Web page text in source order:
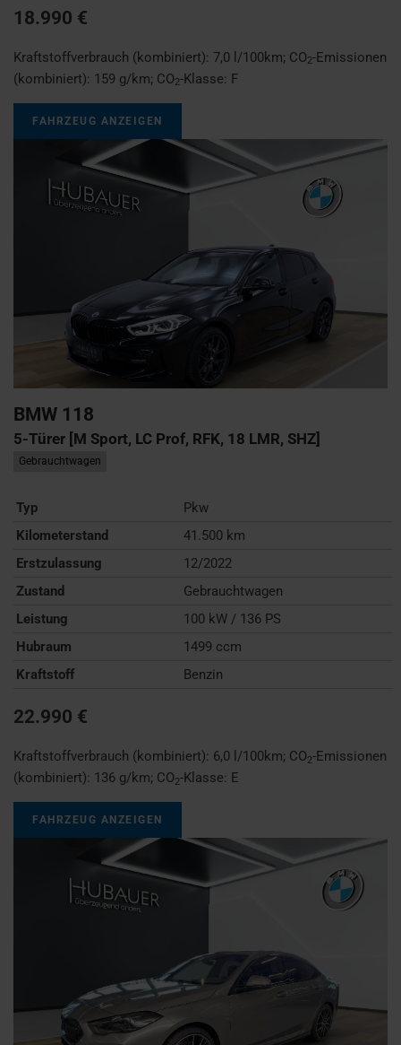
18.990 €
Kraftstoffverbrauch (kombiniert): 7,0 l/100km; CO2-Emissionen
(kombiniert): 159 g/km; CO2-Klasse: F
FAHRZEUG ANZEIGEN
BMW 118
5-Türer [M Sport, LC Prof, RFK, 18 LMR, SHZ]
Gebrauchtwagen
Typ
Pkw
Kilometerstand
41.500 km
Erstzulassung
12/2022
Zustand
Gebrauchtwagen
Leistung
100 kW / 136 PS
Hubraum
1499 ccm
Kraftstoff
Benzin
22.990 €
Kraftstoffverbrauch (kombiniert): 6,0 l/100km; CO2-Emissionen
(kombiniert): 136 g/km; CO2-Klasse: E
FAHRZEUG ANZEIGEN